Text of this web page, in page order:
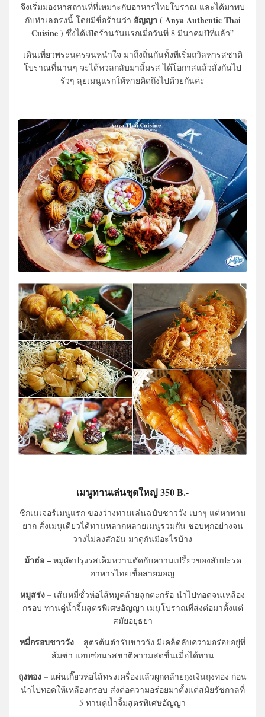
จึงเริ่มมองหาสถานที่ที่เหมาะกับอาหารไทยโบราณ และได้มาพบ
กับทำเลตรงนี้ โดยมีชื่อร้านว่า อัญญา ( Anya Authentic Thai
Cuisine ) ซึ่งได้เปิดร้านวันแรกเมื่อวันที่ 8 มีนาคมปีที่แล้ว”
เดินเที่ยวพระนครจนหนำใจ มาถึงถิ่นกันทั้งทีเริ่มถวิลหารสชาติ
โบราณที่นานๆ จะได้หวลกลับมาลิ้มรส ได้โอกาสแล้วสั่งกันไป
รัวๆ ลุยเมนูแรกให้หายคิดถึงไปด้วยกันค่ะ
เมนูทานเล่นชุดใหญ่ 350 B.-
ซิกเนเจอร์เมนูแรก ของว่างทานเล่นฉบับชาววัง เบาๆ แต่หาทาน
ยาก สั่งเมนูเดียวได้ทานหลากหลายเมนูรวมกัน ชอบทุกอย่างจน
วางไม่ลงสักอัน มาดูกันมีอะไรบ้าง
ม้าฮ่อ – หมูผัดปรุงรสเค็มหวานตัดกับความเปรี้ยวของสับปะรด
อาหารไทยเชื้อสายมอญ
หมูสร่ง – เส้นหมี่ซั่วห่อไส้หมูคล้ายลูกตะกร้อ นำไปทอดจนเหลือง
กรอบ ทานคู่น้ำจิ้มสูตรพิเศษอัญญา เมนูโบราณที่ส่งต่อมาตั้งแต่
สมัยอยุธยา
หมี่กรอบชาววัง – สูตรต้นตำรับชาววัง มีเคล็ดลับความอร่อยอยู่ที่
ส้มซ่า แอบซ่อนรสชาติความสดชื่นเมื่อได้ทาน
ถุงทอง – แผ่นเกี๊ยวห่อไส้ทรงเครื่องแล้วผูกคล้ายถุงเงินถุงทอง ก่อน
นำไปทอดให้เหลืองกรอบ ส่งต่อความอร่อยมาตั้งแต่สมัยรัชกาลที่
5 ทานคู่น้ำจิ้มสูตรพิเศษอัญญา